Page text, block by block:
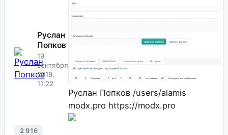
Руслан
Попков
19
сентября
2019,
11:22
Руслан Попков /users/alamis
modx.pro https://modx.pro
2 916